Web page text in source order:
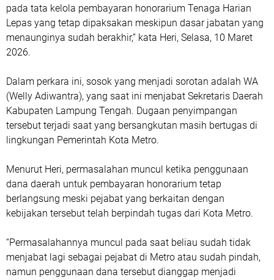
pada tata kelola pembayaran honorarium Tenaga Harian
Lepas yang tetap dipaksakan meskipun dasar jabatan yang
menaunginya sudah berakhir,” kata Heri, Selasa, 10 Maret
2026.
Dalam perkara ini, sosok yang menjadi sorotan adalah WA
(Welly Adiwantra), yang saat ini menjabat Sekretaris Daerah
Kabupaten Lampung Tengah. Dugaan penyimpangan
tersebut terjadi saat yang bersangkutan masih bertugas di
lingkungan Pemerintah Kota Metro.
Menurut Heri, permasalahan muncul ketika penggunaan
dana daerah untuk pembayaran honorarium tetap
berlangsung meski pejabat yang berkaitan dengan
kebijakan tersebut telah berpindah tugas dari Kota Metro.
“Permasalahannya muncul pada saat beliau sudah tidak
menjabat lagi sebagai pejabat di Metro atau sudah pindah,
namun penggunaan dana tersebut dianggap menjadi